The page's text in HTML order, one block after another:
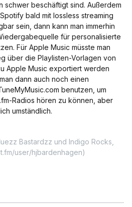
schwer beschäftigt sind. Außerdem
bald mit lossless streaming
sein, dann kann man immerhin
für personalisierte
Für Apple Music müsste man
über die Playlisten-Vorlagen von
Apple Music exportiert werden
dann auch noch einen
benutzen, um
Radios hören zu können, aber
umständlich.
Bastardzz und Indigo Rocks,
user/hjbardenhagen)